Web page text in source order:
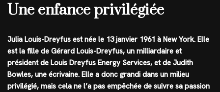
Une enfance privilégiée
Julia Louis-Dreyfus est née le 13 janvier 1961 à New York. Elle
est la fille de Gérard Louis-Dreyfus, un milliardaire et
président de Louis Dreyfus Energy Services, et de Judith
Bowles, une écrivaine. Elle a donc grandi dans un milieu
privilégié, mais cela ne l’a pas empêchée de suivre sa passion